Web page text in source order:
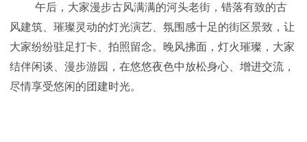
午后，大家漫步古风满满的河头老街，错落有致的古
风建筑、璀璨灵动的灯光演艺、氛围感十足的街区景致，让
大家纷纷驻足打卡、拍照留念。晚风拂面，灯火璀璨，大家
结伴闲谈、漫步游园，在悠悠夜色中放松身心、增进交流，
尽情享受悠闲的团建时光。